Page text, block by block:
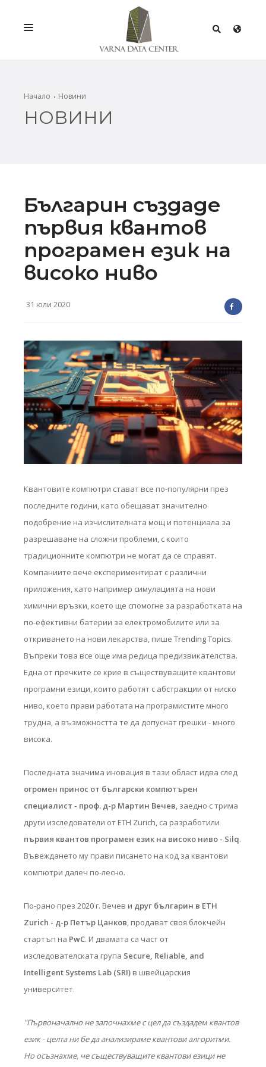
ПРОМОЦИИ
Начало Новини
НОВИНИ
Българин създаде
първия квантов
програмен език на
високо ниво
31 юли 2020
Квантовите компютри стават все по-популярни през
последните години, като обещават значително
подобрение на изчислителната мощ и потенциала за
разрешаване на сложни проблеми, с които
традиционните компютри не могат да се справят.
Компаниите вече експериментират с различни
приложения, като например симулацията на нови
химични връзки, което ще спомогне за разработката на
по-ефективни батерии за електромобилите или за
откриването на нови лекарства, пише Trending Topics.
Въпреки това все още има редица предизвикателства.
Една от пречките се крие в съществуващите квантови
програмни езици, които работят с абстракции от ниско
ниво, което прави работата на програмистите много
трудна, а възможността те да допуснат грешки - много
висока.
Последната значима иновация в тази област идва след
огромен принос от български компютърен
специалист - проф. д-р Мартин Вечев, заедно с трима
други изследователи от ETH Zurich, са разработили
първия квантов програмен език на високо ниво - Silq.
Въвеждането му прави писането на код за квантови
компютри далеч по-лесно.
По-рано през 2020 г. Вечев и друг българин в ETH
Zurich - д-р Петър Цанков, продават своя блокчейн
стартъп на PwC. И двамата са част от
изследователската група Secure, Reliable, and
Intelligent Systems Lab (SRI) в швейцарския
университет.
"Първоначално не започнахме с цел да създадем квантов
език - целта ни бе да анализираме квантови алгоритми.
Но осъзнахме, че съществуващите квантови езици не